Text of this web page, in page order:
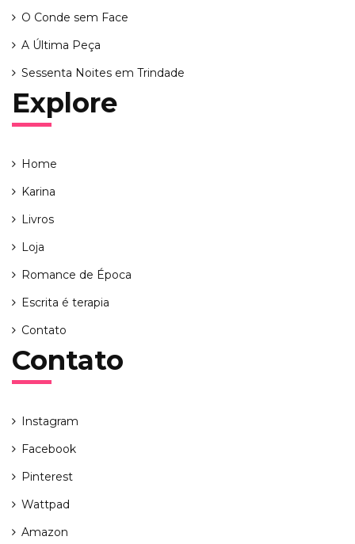
O Conde sem Face
A Última Peça
Sessenta Noites em Trindade
Explore
Home
Karina
Livros
Loja
Romance de Época
Escrita é terapia
Contato
Contato
Instagram
Facebook
Pinterest
Wattpad
Amazon